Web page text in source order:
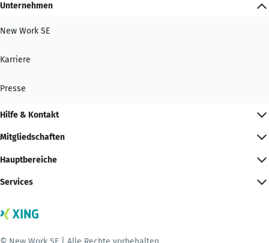
Unternehmen
New Work SE
Karriere
Presse
Hilfe & Kontakt
Mitgliedschaften
Hauptbereiche
Services